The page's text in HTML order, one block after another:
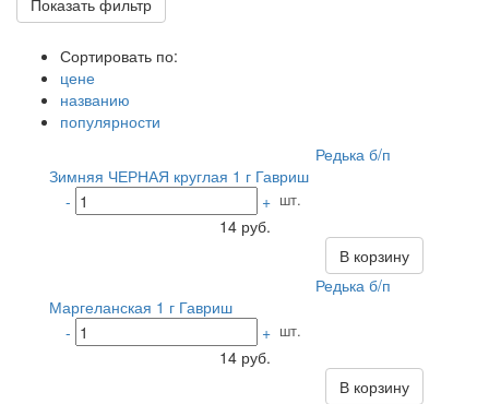
Показать фильтр
Сортировать по:
цене
названию
популярности
Редька б/п
Зимняя ЧЕРНАЯ круглая 1 г Гавриш
-
+ шт.
14 руб.
В корзину
Редька б/п
Маргеланская 1 г Гавриш
-
+ шт.
14 руб.
В корзину